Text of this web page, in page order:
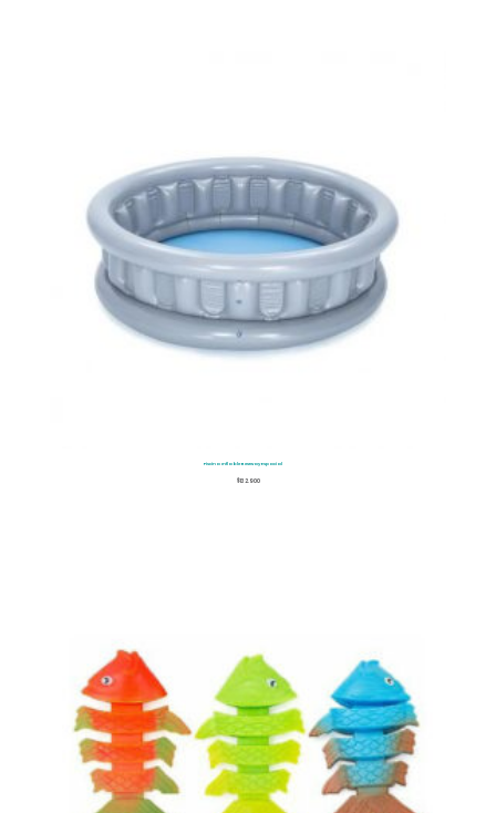
Piscina Inflable Bestway Espacial
$132.900